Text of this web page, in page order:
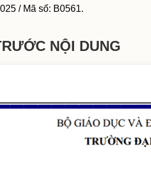
/ Mã số: B0561.
NỘI DUNG